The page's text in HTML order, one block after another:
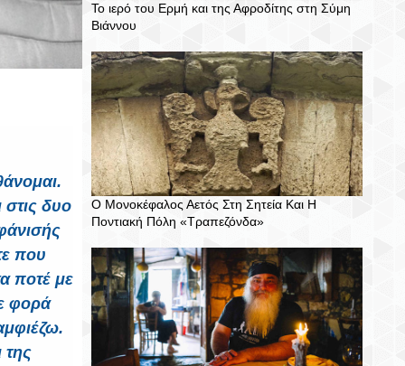
δυο
που
ποτέ με
φορά
Το ιερό του Ερμή και της Αφροδίτης στη Σύμη
Βιάννου
Ο Μονοκέφαλος Αετός Στη Σητεία Και Η
Ποντιακή Πόλη «Τραπεζόνδα»